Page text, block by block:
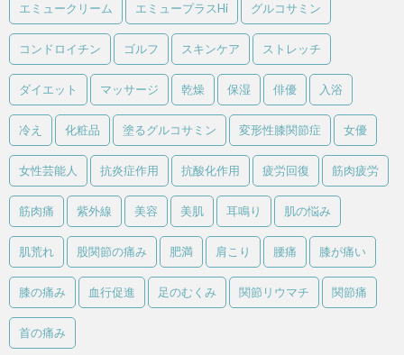
エミュークリーム エミュープラスHi グルコサミン
コンドロイチン ゴルフ スキンケア ストレッチ
ダイエット マッサージ 乾燥 保湿 俳優 入浴
冷え 化粧品 塗るグルコサミン 変形性膝関節症 女優
女性芸能人 抗炎症作用 抗酸化作用 疲労回復 筋肉疲労
筋肉痛 紫外線 美容 美肌 耳鳴り 肌の悩み
肌荒れ 股関節の痛み 肥満 肩こり 腰痛 膝が痛い
膝の痛み 血行促進 足のむくみ 関節リウマチ 関節痛
首の痛み